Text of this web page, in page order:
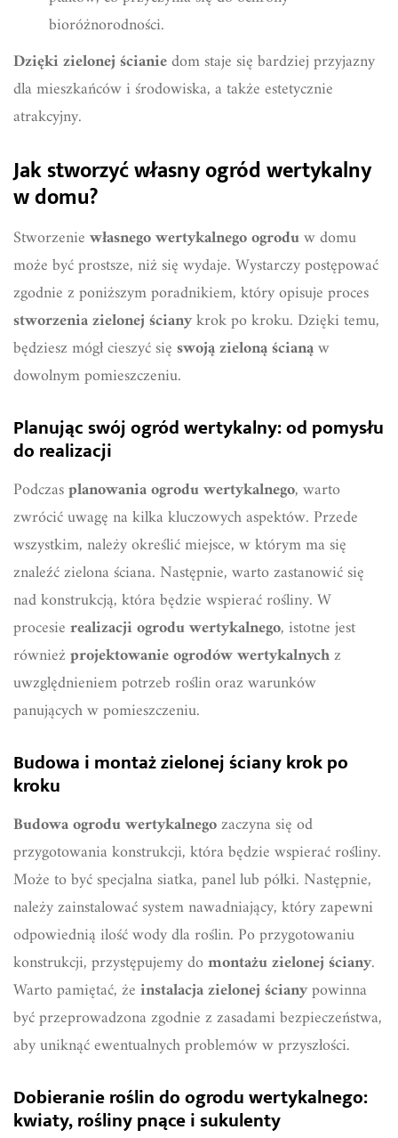
bioróżnorodności.
Dzięki zielonej ścianiedom staje się bardziej przyjazny
dla mieszkańców i środowiska, a także estetycznie
atrakcyjny.
Jak stworzyć własny ogród wertykalny
w domu?
Stworzeniewłasnego wertykalnego ogroduw domu
może być prostsze, niż się wydaje. Wystarczy postępować
zgodnie z poniższym poradnikiem, który opisuje proces
stworzenia zielonej ścianykrok po kroku. Dzięki temu,
będziesz mógł cieszyć sięswoją zieloną ścianąw
dowolnym pomieszczeniu.
Planując swój ogród wertykalny: od pomysłu
do realizacji
Podczasplanowania ogrodu wertykalnego, warto
zwrócić uwagę na kilka kluczowych aspektów. Przede
wszystkim, należy określić miejsce, w którym ma się
znaleźć zielona ściana. Następnie, warto zastanowić się
nad konstrukcją, która będzie wspierać rośliny. W
procesierealizacji ogrodu wertykalnego, istotne jest
równieżprojektowanie ogrodów wertykalnychz
uwzględnieniem potrzeb roślin oraz warunków
panujących w pomieszczeniu.
Budowa i montaż zielonej ściany krok po
kroku
Budowa ogrodu wertykalnegozaczyna się od
przygotowania konstrukcji, która będzie wspierać rośliny.
Może to być specjalna siatka, panel lub półki. Następnie,
należy zainstalować system nawadniający, który zapewni
odpowiednią ilość wody dla roślin. Po przygotowaniu
konstrukcji, przystępujemy domontażu zielonej ściany.
Warto pamiętać, żeinstalacja zielonej ścianypowinna
być przeprowadzona zgodnie z zasadami bezpieczeństwa,
aby uniknąć ewentualnych problemów w przyszłości.
Dobieranie roślin do ogrodu wertykalnego:
kwiaty, rośliny pnące i sukulenty